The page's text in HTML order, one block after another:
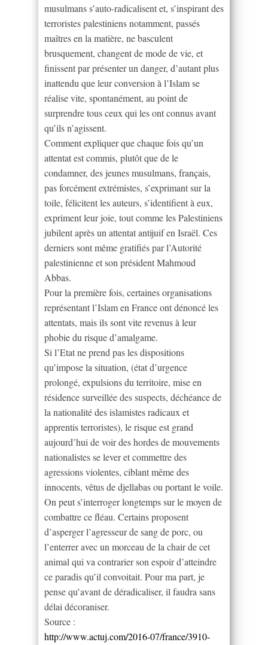
musulmans s’auto-radicalisent et, s’inspirant des
terroristes palestiniens notamment, passés
maîtres en la matière, ne basculent
brusquement, changent de mode de vie, et
finissent par présenter un danger, d’autant plus
inattendu que leur conversion à l’Islam se
réalise vite, spontanément, au point de
surprendre tous ceux qui les ont connus avant
qu’ils n’agissent.
Comment expliquer que chaque fois qu’un
attentat est commis, plutôt que de le
condamner, des jeunes musulmans, français,
pas forcément extrémistes, s’exprimant sur la
toile, félicitent les auteurs, s’identifient à eux,
expriment leur joie, tout comme les Palestiniens
jubilent après un attentat antijuif en Israël. Ces
derniers sont même gratifiés par l’Autorité
palestinienne et son président Mahmoud
Abbas.
Pour la première fois, certaines organisations
représentant l’Islam en France ont dénoncé les
attentats, mais ils sont vite revenus à leur
phobie du risque d’amalgame.
Si l’Etat ne prend pas les dispositions
qu’impose la situation, (état d’urgence
prolongé, expulsions du territoire, mise en
résidence surveillée des suspects, déchéance de
la nationalité des islamistes radicaux et
apprentis terroristes), le risque est grand
aujourd’hui de voir des hordes de mouvements
nationalistes se lever et commettre des
agressions violentes, ciblant même des
innocents, vêtus de djellabas ou portant le voile.
On peut s’interroger longtemps sur le moyen de
combattre ce fléau. Certains proposent
d’asperger l’agresseur de sang de porc, ou
l’enterrer avec un morceau de la chair de cet
animal qui va contrarier son espoir d’atteindre
ce paradis qu’il convoitait. Pour ma part, je
pense qu’avant de déradicaliser, il faudra sans
délai décoraniser.
Source :
http://www.actuj.com/2016-07/france/3910-